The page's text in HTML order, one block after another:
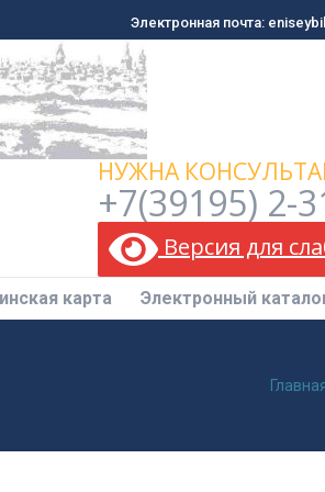
Электронная почта:
НУЖНА
+7(39195) 2-
Версия для
карта Электронный
Вы
Электронная почта:
карта Электронный каталог